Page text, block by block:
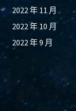
2022 年 11 月
2022 年 10 月
2022 年 9 月